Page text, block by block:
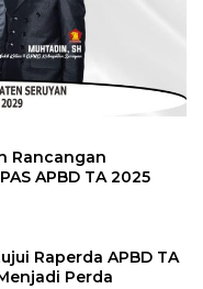
Rancangan
APBD TA 2025
Raperda APBD TA
Perda